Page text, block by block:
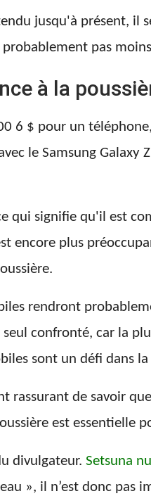
jusqu'à présent, il
pas
à la
6 $ pour un
le Samsung
qui signifie qu'il est
encore plus
rendront
confronté, car la
sont un défi dans
rassurant de savoir
est essentielle
divulgateur. Setsuna
», il n’est donc pas